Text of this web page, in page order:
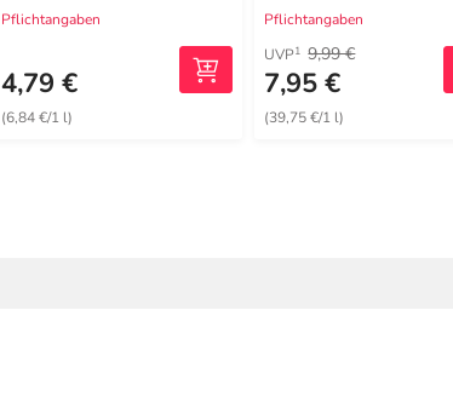
Pflichtangaben
4,79 €
(6,84 €/1 l)
Pflichtangaben
UVP1 9,99 €
7,95 €
(39,75 €/1 l)